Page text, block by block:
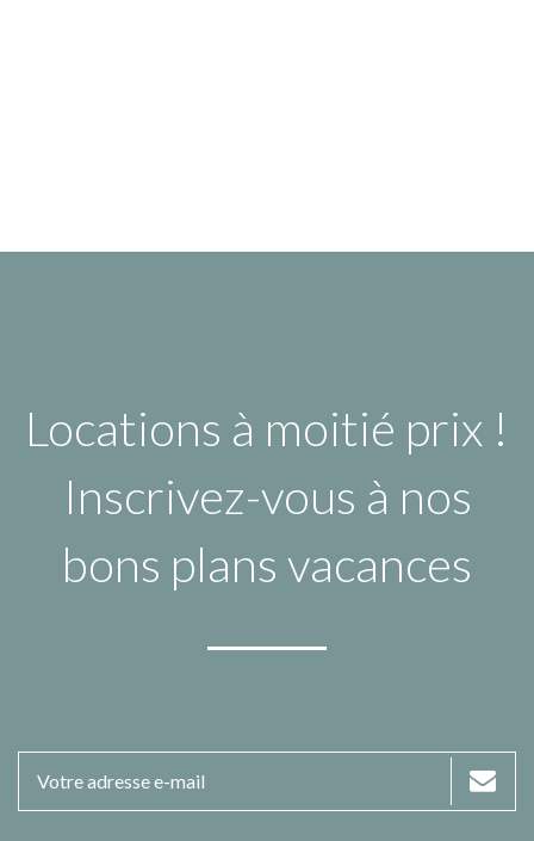
Locations à moitié prix !
Inscrivez-vous à nos
bons plans vacances